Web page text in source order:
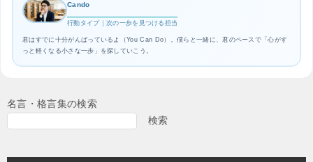
Cando
行動タイプ｜次の一歩を見つける担当
君はすでに十分がんばっているよ（You Can Do）。僕らと一緒に、君のペースで「心がす
っと軽くなる小さな一歩」を探していこう。
名言・格言集の検索
検索